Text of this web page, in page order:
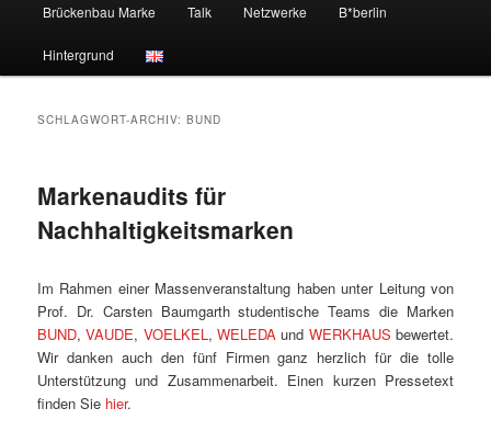
Brückenbau Marke Talk Netzwerke B*berlin
Hintergrund
SCHLAGWORT-ARCHIV:BUND
Markenaudits für
Nachhaltigkeitsmarken
Im Rahmen einer Massenveranstaltung haben unter Leitung von
Prof. Dr. Carsten Baumgarth studentische Teams die Marken
BUND,VAUDE, VOELKEL,WELEDA und WERKHAUS bewertet.
Wir danken auch den fünf Firmen ganz herzlich für die tolle
Unterstützung und Zusammenarbeit. Einen kurzen Pressetext
finden Sie hier.